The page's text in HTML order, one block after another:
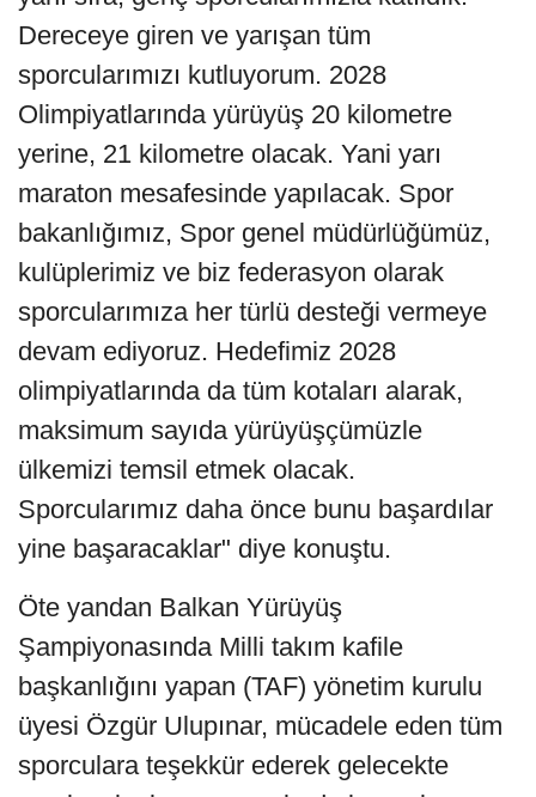
Dereceye giren ve yarışan tüm
sporcularımızı kutluyorum. 2028
Olimpiyatlarında yürüyüş 20 kilometre
yerine, 21 kilometre olacak. Yani yarı
maraton mesafesinde yapılacak. Spor
bakanlığımız, Spor genel müdürlüğümüz,
kulüplerimiz ve biz federasyon olarak
sporcularımıza her türlü desteği vermeye
devam ediyoruz. Hedefimiz 2028
olimpiyatlarında da tüm kotaları alarak,
maksimum sayıda yürüyüşçümüzle
ülkemizi temsil etmek olacak.
Sporcularımız daha önce bunu başardılar
yine başaracaklar" diye konuştu.
Öte yandan Balkan Yürüyüş
Şampiyonasında Milli takım kafile
başkanlığını yapan (TAF) yönetim kurulu
üyesi Özgür Ulupınar, mücadele eden tüm
sporculara teşekkür ederek gelecekte